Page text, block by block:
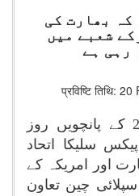
کہ بھارت کی
شعبے میں
رہی ہے
प्रविष्टि तिथि:
انڈیا اے آئی امپیکٹ سمٹ 2026 کے پانچویں روز
سلیکا اتحاد
اور امریکہ کے
چین تعاون